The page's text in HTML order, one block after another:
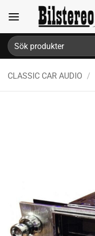
content
Sök
efter:
CLASSIC CAR AUDIO /